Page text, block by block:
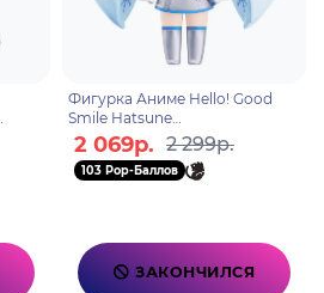
Фигурка Аниме Hello! Good
Smile Hatsune
Miku Snow Miku 10см
4580416928588
2 069р. 2 299р.
103 Pop-Баллов
ЗАКОНЧИЛСЯ